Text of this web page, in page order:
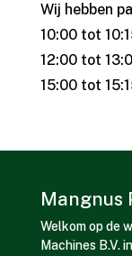
Wij hebben
10:00 tot
12:00 tot
15:00 tot
Mangnus
Welkom op de
Machines B.V.